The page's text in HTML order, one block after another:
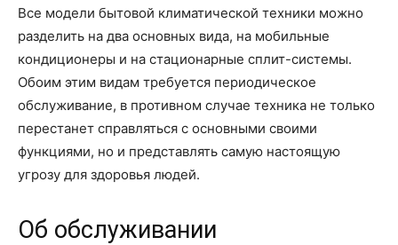
Все модели бытовой климатической техники можно
разделить на два основных вида, на мобильные
кондиционеры и на стационарные сплит-системы.
Обоим этим видам требуется периодическое
обслуживание, в противном случае техника не только
перестанет справляться с основными своими
функциями, но и представлять самую настоящую
угрозу для здоровья людей.
Об обслуживании